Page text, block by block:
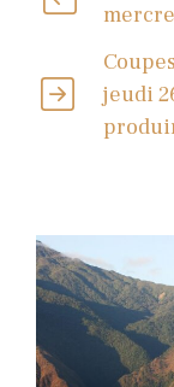
jeudi